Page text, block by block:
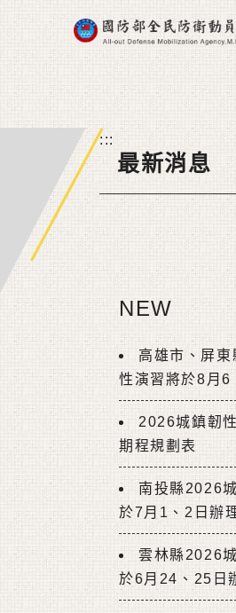
跳到主要內容區塊
:::
最新消息
NEW
高雄市、屏
性演習將於8月6
2026城鎮韌
期程規劃表
南投縣2026
於7月1、2日辦
雲林縣2026
於6月24、25日